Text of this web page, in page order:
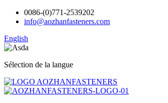
0086-(0)771-2539202
info@aozhanfasteners.com
English
Sélection de la langue